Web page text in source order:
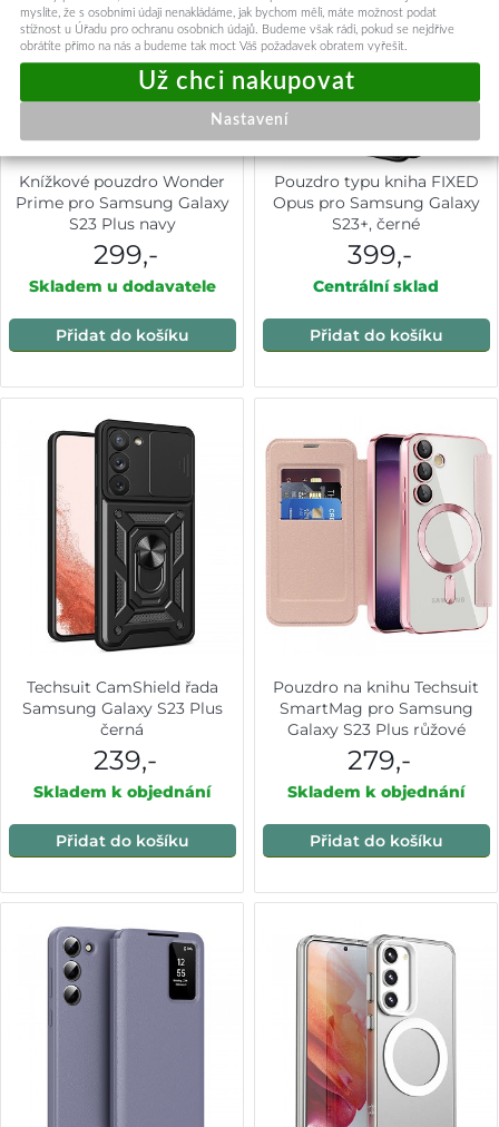
Knížkové pouzdro Wonder
Prime pro Samsung Galaxy
S23 Plus navy
299,-
Skladem u dodavatele
Přidat do košíku
Pouzdro typu kniha FIXED
Opus pro Samsung Galaxy
S23+, černé
399,-
Centrální sklad
Přidat do košíku
Techsuit CamShield řada
Samsung Galaxy S23 Plus
černá
239,-
Skladem k objednání
Přidat do košíku
Pouzdro na knihu Techsuit
SmartMag pro Samsung
Galaxy S23 Plus růžové
279,-
Skladem k objednání
Přidat do košíku
myslíte, že s osobními údaji nenakládáme, jak bychom měli, máte možnost podat
stížnost u Úřadu pro ochranu osobních údajů. Budeme však rádi, pokud se nejdříve
obrátíte přímo na nás a budeme tak moct Váš požadavek obratem vyřešit.
Nastavení